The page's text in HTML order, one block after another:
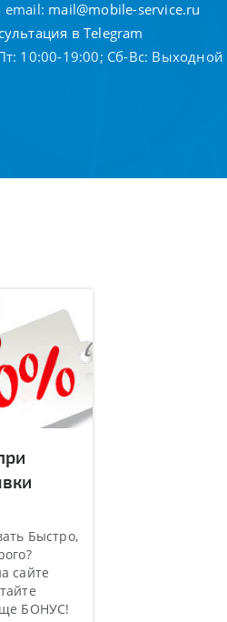
mail@mobile-service.ru
в Telegram
10:00-19:00; Сб-Вс: Выходной
Быстро,
сайте
БОНУС!